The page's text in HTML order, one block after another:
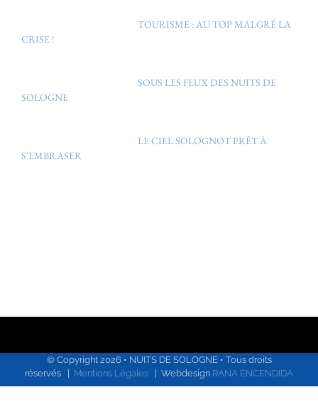
TOURISME : AU TOP MALGRÉ LA
CRISE !
SOUS LES FEUX DES NUITS DE
SOLOGNE
LE CIEL SOLOGNOT PRÊT À
S’EMBRASER
© Copyright 2026 • NUITS DE SOLOGNE • Tous droits
réservés | Mentions Légales | Webdesign RANA ENCENDIDA